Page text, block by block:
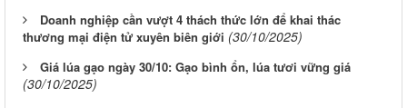
Doanh nghiệp cần vượt 4 thách thức lớn để khai thác
thương mại điện tử xuyên biên giới (30/10/2025)
Giá lúa gạo ngày 30/10: Gạo bình ổn, lúa tươi vững giá
(30/10/2025)